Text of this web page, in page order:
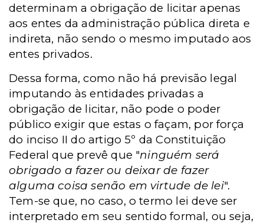
determinam a obrigação de licitar apenas
aos entes da administração pública direta e
indireta, não sendo o mesmo imputado aos
entes privados.
Dessa forma, como não há previsão legal
imputando às entidades privadas a
obrigação de licitar, não pode o poder
público exigir que estas o façam, por força
do inciso II do artigo 5º da Constituição
Federal que prevê que "ninguém será
obrigado a fazer ou deixar de fazer
alguma coisa senão em virtude de lei".
Tem-se que, no caso, o termo lei deve ser
interpretado em seu sentido formal, ou seja,